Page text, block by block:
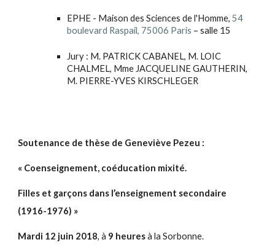
EPHE - Maison des Sciences de l'Homme, 54
boulevard Raspail, 75006 Paris – salle 15
Jury : M. PATRICK CABANEL, M. LOIC
CHALMEL, Mme JACQUELINE GAUTHERIN,
M. PIERRE-YVES KIRSCHLEGER
Soutenance de thèse de Geneviève Pezeu :
« Coenseignement, coéducation mixité.
Filles et garçons dans l’enseignement secondaire
(1916-1976) »
Mardi 12 juin 2018, à 9 heuresà la Sorbonne.